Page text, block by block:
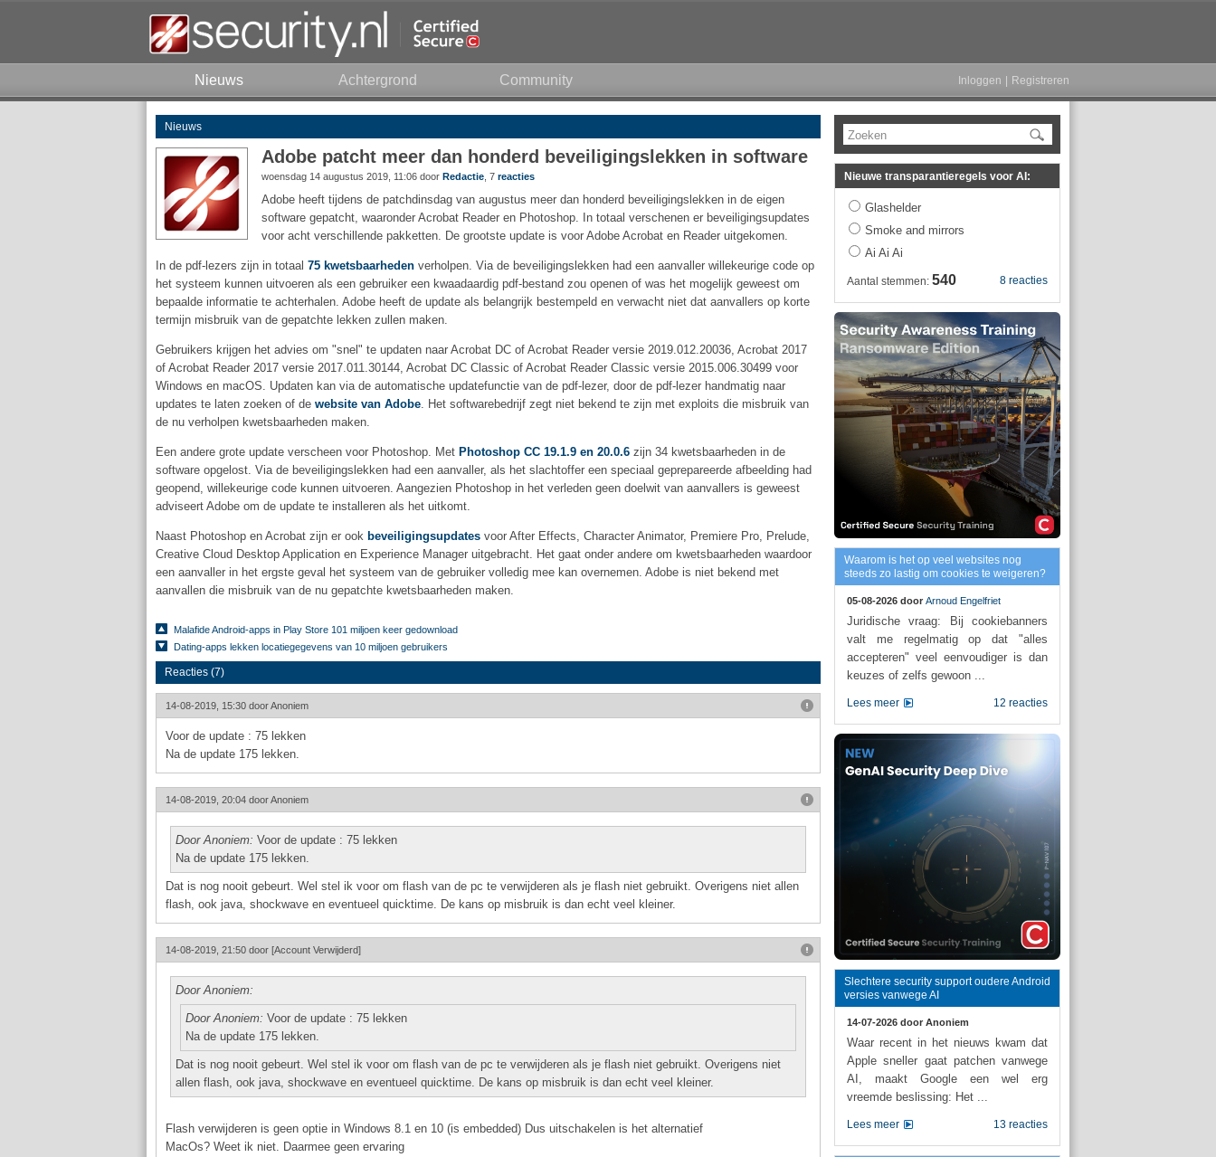
Nieuws Achtergrond Community Inloggen Registreren
Nieuws
Adobe patcht meer dan honderd beveiligingslekken in software
woensdag 14 augustus 2019, 11:06 door Redactie , 7 reacties
Adobe heeft tijdens de patchdinsdag van augustus meer dan honderd beveiligingslekken in de eigen
software gepatcht, waaronder Acrobat Reader en Photoshop. In totaal verschenen er beveiligingsupdates
voor acht verschillende pakketten. De grootste update is voor Adobe Acrobat en Reader uitgekomen.
In de pdf-lezers zijn in totaal 75 kwetsbaarheden verholpen. Via de beveiligingslekken had een aanvaller willekeurige code op
het systeem kunnen uitvoeren als een gebruiker een kwaadaardig pdf-bestand zou openen of was het mogelijk geweest om
bepaalde informatie te achterhalen. Adobe heeft de update als belangrijk bestempeld en verwacht niet dat aanvallers op korte
termijn misbruik van de gepatchte lekken zullen maken.
Gebruikers krijgen het advies om "snel" te updaten naar Acrobat DC of Acrobat Reader versie 2019.012.20036, Acrobat 2017
of Acrobat Reader 2017 versie 2017.011.30144, Acrobat DC Classic of Acrobat Reader Classic versie 2015.006.30499 voor
Windows en macOS. Updaten kan via de automatische updatefunctie van de pdf-lezer, door de pdf-lezer handmatig naar
updates te laten zoeken of de website van Adobe. Het softwarebedrijf zegt niet bekend te zijn met exploits die misbruik van
de nu verholpen kwetsbaarheden maken.
Een andere grote update verscheen voor Photoshop. Met Photoshop CC 19.1.9 en 20.0.6 zijn 34 kwetsbaarheden in de
software opgelost. Via de beveiligingslekken had een aanvaller, als het slachtoffer een speciaal geprepareerde afbeelding had
geopend, willekeurige code kunnen uitvoeren. Aangezien Photoshop in het verleden geen doelwit van aanvallers is geweest
adviseert Adobe om de update te installeren als het uitkomt.
Naast Photoshop en Acrobat zijn er ook beveiligingsupdates voor After Effects, Character Animator, Premiere Pro, Prelude,
Creative Cloud Desktop Application en Experience Manager uitgebracht. Het gaat onder andere om kwetsbaarheden waardoor
een aanvaller in het ergste geval het systeem van de gebruiker volledig mee kan overnemen. Adobe is niet bekend met
aanvallen die misbruik van de nu gepatchte kwetsbaarheden maken.
Malafide Android-apps in Play Store 101 miljoen keer gedownload
Dating-apps lekken locatiegegevens van 10 miljoen gebruikers
Reacties (7)
14-08-2019, 15:30 doorAnoniem
Voor de update : 75 lekken
Na de update 175 lekken.
14-08-2019, 20:04 doorAnoniem
Door Anoniem: Voor de update : 75 lekken
Na de update 175 lekken.
Dat is nog nooit gebeurt. Wel stel ik voor om flash van de pc te verwijderen als je flash niet gebruikt. Overigens niet allen
flash, ook java, shockwave en eventueel quicktime. De kans op misbruik is dan echt veel kleiner.
14-08-2019, 21:50 door [Account Verwijderd]
Door Anoniem:
Door Anoniem: Voor de update : 75 lekken
Na de update 175 lekken.
Dat is nog nooit gebeurt. Wel stel ik voor om flash van de pc te verwijderen als je flash niet gebruikt. Overigens niet
allen flash, ook java, shockwave en eventueel quicktime. De kans op misbruik is dan echt veel kleiner.
Flash verwijderen is geen optie in Windows 8.1 en 10 (is embedded) Dus uitschakelen is het alternatief
MacOs? Weet ik niet. Daarmee geen ervaring
Zoeken
Nieuwe transparantieregels voor AI:
Glashelder
Smoke and mirrors
Ai Ai Ai
8 reacties
Aantal stemmen: 540
Waarom is het op veel websites nog
steeds zo lastig om cookies te weigeren?
05-08-2026 door Arnoud Engelfriet
Juridische vraag: Bij cookiebanners
valt me regelmatig op dat "alles
accepteren" veel eenvoudiger is dan
keuzes of zelfs gewoon ...
12 reacties
Lees meer
Slechtere security support oudere Android
versies vanwege AI
14-07-2026 door Anoniem
Waar recent in het nieuws kwam dat
Apple sneller gaat patchen vanwege
AI, maakt Google een wel erg
vreemde beslissing: Het ...
13 reacties
Lees meer